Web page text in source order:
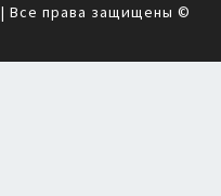
| Все права защищены ©